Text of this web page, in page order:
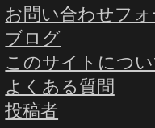
お問い合わせフォ
ブログ
このサイトにつ
よくある質問
投稿者